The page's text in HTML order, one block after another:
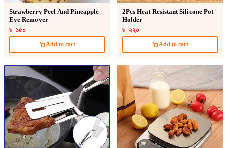
Strawberry Peel And Pineapple
Eye Remover
৳ ১৫০
Add to cart
2Pcs Heat Resistant Silicone Pot
Holder
৳ ২২০
Add to cart